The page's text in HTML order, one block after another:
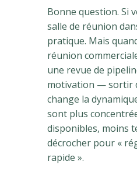
Bonne question. Si
salle de réunion
pratique. Mais
réunion
une revue de
motivation — sortir
change la
sont plus
disponibles, moins
décrocher pour «
rapide ».